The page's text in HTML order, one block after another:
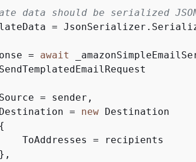
data should be serialized
=
= await
= sender,
=
new Destination
{
ToAddresses = recipients